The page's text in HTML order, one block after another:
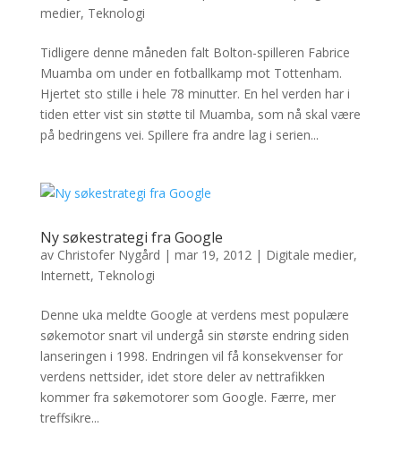
medier, Teknologi
Tidligere denne måneden falt Bolton-spilleren Fabrice
Muamba om under en fotballkamp mot Tottenham.
Hjertet sto stille i hele 78 minutter. En hel verden har i
tiden etter vist sin støtte til Muamba, som nå skal være
på bedringens vei. Spillere fra andre lag i serien...
Ny søkestrategi fra Google
av Christofer Nygård | mar 19, 2012| Digitale medier,
Internett, Teknologi
Denne uka meldte Google at verdens mest populære
søkemotor snart vil undergå sin største endring siden
lanseringen i 1998. Endringen vil få konsekvenser for
verdens nettsider, idet store deler av nettrafikken
kommer fra søkemotorer som Google. Færre, mer
treffsikre...